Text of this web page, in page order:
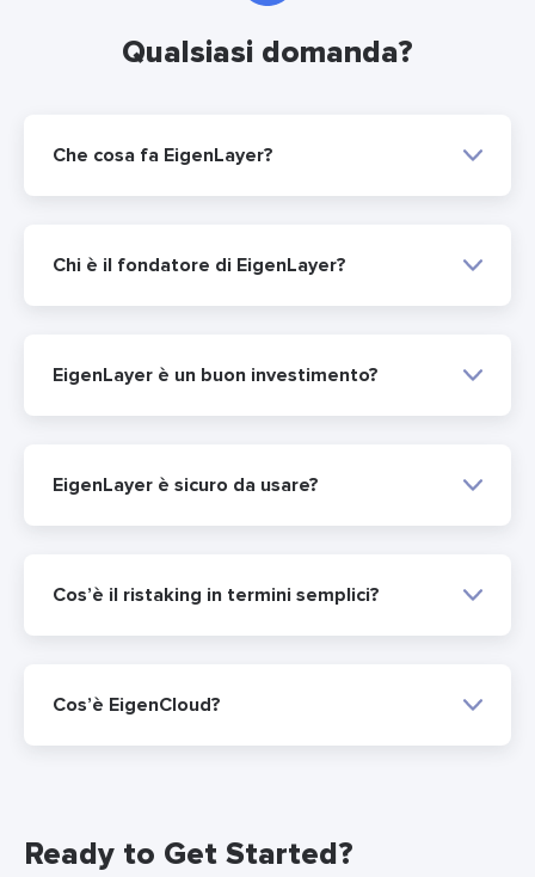
Qualsiasi domanda?
Che cosa fa EigenLayer?
Chi è il fondatore di EigenLayer?
EigenLayer è un buon investimento?
EigenLayer è sicuro da usare?
Cos’è il ristaking in termini semplici?
Cos’è EigenCloud?
Ready to Get Started?